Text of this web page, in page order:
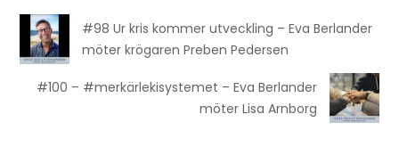
#98 Ur kris kommer utveckling – Eva Berlander
möter krögaren Preben Pedersen
#100 – #merkärlekisystemet – Eva Berlander
möter Lisa Arnborg